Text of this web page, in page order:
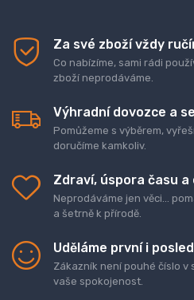
Za své zboží vždy
Co nabízíme, sami rádi
zboží neprodáváme.
Výhradní dovozce a
Pomůžeme s výběrem,
doručíme kamkoliv.
Zdraví, úspora času a
Neprodáváme jen věci...
a šetrně k přírodě.
Uděláme první i
Zákazník není pouhé číslo v
vaše spokojenost.